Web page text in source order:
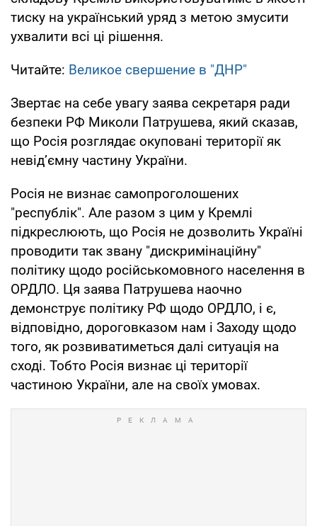
тиску на український уряд з метою змусити
ухвалити всі ці рішення.
Читайте: Великое свершение в "ДНР"
Звертає на себе увагу заява секретаря ради
безпеки РФ Миколи Патрушева, який сказав,
що Росія розглядає окуповані території як
невід’ємну частину України.
Росія не визнає самопроголошених
"республік". Але разом з цим у Кремлі
підкреслюють, що Росія не дозволить Україні
проводити так звану "дискримінаційну"
політику щодо російськомовного населення в
ОРДЛО. Ця заява Патрушева наочно
демонструє політику РФ щодо ОРДЛО, і є,
відповідно, дороговказом нам і Заходу щодо
того, як розвиватиметься далі ситуація на
сході. Тобто Росія визнає ці території
частиною України, але на своїх умовах.